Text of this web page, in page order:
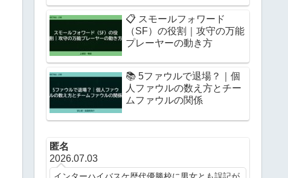
📋 スモールフォワード
（SF）の役割｜攻守の万能
プレーヤーの動き方
📚 5ファウルで退場？｜個
人ファウルの数え方とチー
ムファウルの関係
匿名
2026.07.03